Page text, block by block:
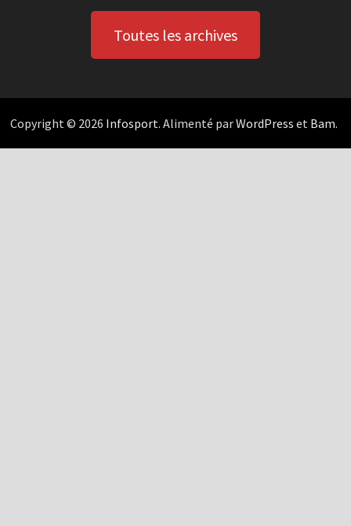
Toutes les archives
Copyright © 2026 Infosport. Alimenté parWordPress et Bam.